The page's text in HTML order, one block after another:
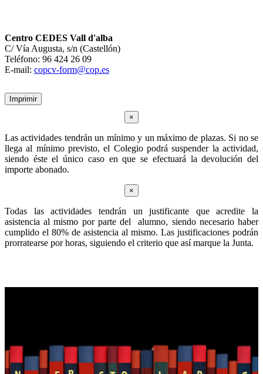
Centro CEDES Vall d'alba
C/ Vía Augusta, s/n (Castellón)
Teléfono: 96 424 26 09
E-mail: copcv-form@cop.es
Imprimir
×
Las actividades tendrán un mínimo y un máximo de plazas. Si no se
llega al mínimo previsto, el Colegio podrá suspender la actividad,
siendo éste el único caso en que se efectuará la devolución del
importe abonado.
×
Todas las actividades tendrán un justificante que acredite la
asistencia al mismo por parte del alumno, siendo necesario haber
cumplido el 80% de asistencia al mismo. Las justificaciones podrán
prorratearse por horas, siguiendo el criterio que así marque la Junta.